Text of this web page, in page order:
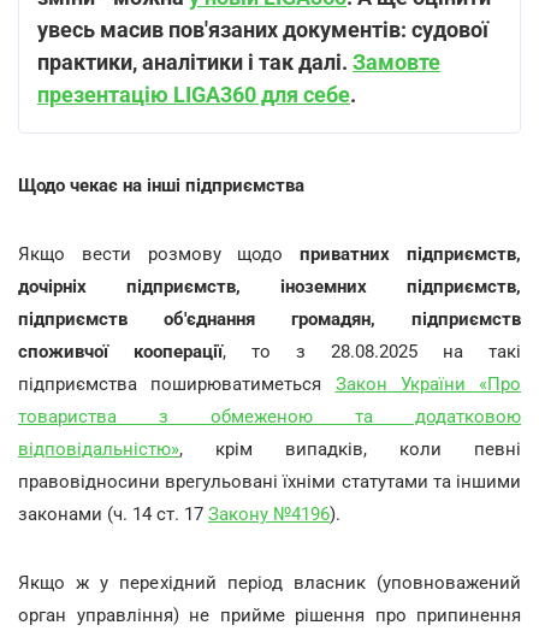
увесь масив пов'язаних документів: судової
практики, аналітики і так далі. Замовте
презентацію LIGA360 для себе.
Щодо чекає на інші підприємства
Якщо вести розмову щодоприватних підприємств,
дочірніх підприємств, іноземних підприємств,
підприємств об'єднання громадян, підприємств
споживчої кооперації, то з 28.08.2025 на такі
підприємства поширюватиметься Закон України «Про
товариства з обмеженою та додатковою
відповідальністю», крім випадків, коли певні
правовідносини врегульовані їхніми статутами та іншими
законами (ч. 14 ст. 17 Закону №4196).
Якщо ж у перехідний період власник (уповноважений
орган управління) не прийме рішення про припинення